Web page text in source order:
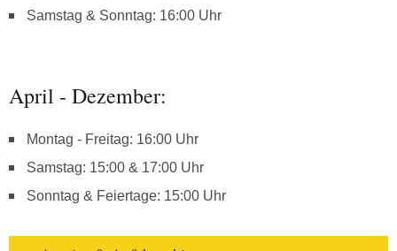
Samstag & Sonntag: 16:00 Uhr
April - Dezember:
Montag - Freitag: 16:00 Uhr
Samstag: 15:00 & 17:00 Uhr
Sonntag & Feiertage: 15:00 Uhr